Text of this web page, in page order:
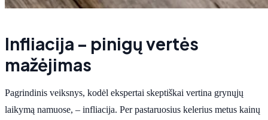
Infliacija – pinigų vertės
mažėjimas
Pagrindinis veiksnys, kodėl ekspertai skeptiškai vertina grynųjų
laikymą namuose, – infliacija. Per pastaruosius kelerius metus kainų